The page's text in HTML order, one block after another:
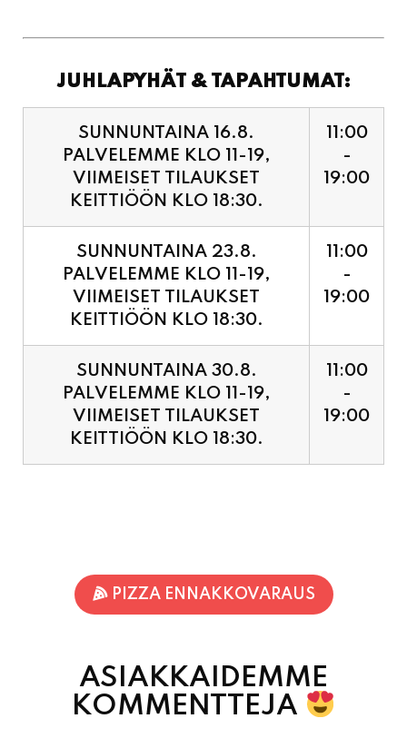
JUHLAPYHÄT & TAPAHTUMAT:
SUNNUNTAINA 16.8.
PALVELEMME KLO 11-19,
VIIMEISET TILAUKSET
KEITTIÖÖN KLO 18:30.
11:00
-
19:00
SUNNUNTAINA 23.8.
PALVELEMME KLO 11-19,
VIIMEISET TILAUKSET
KEITTIÖÖN KLO 18:30.
11:00
-
19:00
SUNNUNTAINA 30.8.
PALVELEMME KLO 11-19,
VIIMEISET TILAUKSET
KEITTIÖÖN KLO 18:30.
11:00
-
19:00
PIZZA ENNAKKOVARAUS
ASIAKKAIDEMME
KOMMENTTEJA